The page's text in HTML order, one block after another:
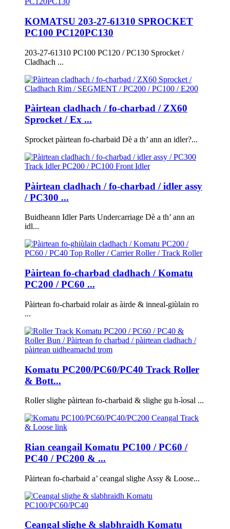
KOMATSU 203-27-61310 SPROCKET
PC100 PC120PC130
203-27-61310 PC100 PC120 / PC130 Sprocket /
Cladhach ...
Pàirtean cladhach / fo-charbad / ZX60
Sprocket / Ex ...
Sprocket pàirtean fo-charbaid Dè a th’ ann an idler?...
Pàirtean cladhach / fo-charbad / idler assy
/ PC300 ...
Buidheann Idler Parts Undercarriage Dè a th’ ann an
idl...
Pàirtean fo-charbad cladhach / Komatu
PC200 / PC60 ...
Pàirtean fo-charbaid rolair as àirde & inneal-giùlain ro
...
Komatu PC200/PC60/PC40 Track Roller
& Bott...
Roller slighe pàirtean fo-charbaid & slighe gu h-ìosal ...
Rian ceangail Komatu PC100 / PC60 /
PC40 / PC200 & ...
Pàirtean fo-charbaid a’ ceangal slighe Assy & Loose...
Ceangal slighe & slabhraidh Komatu